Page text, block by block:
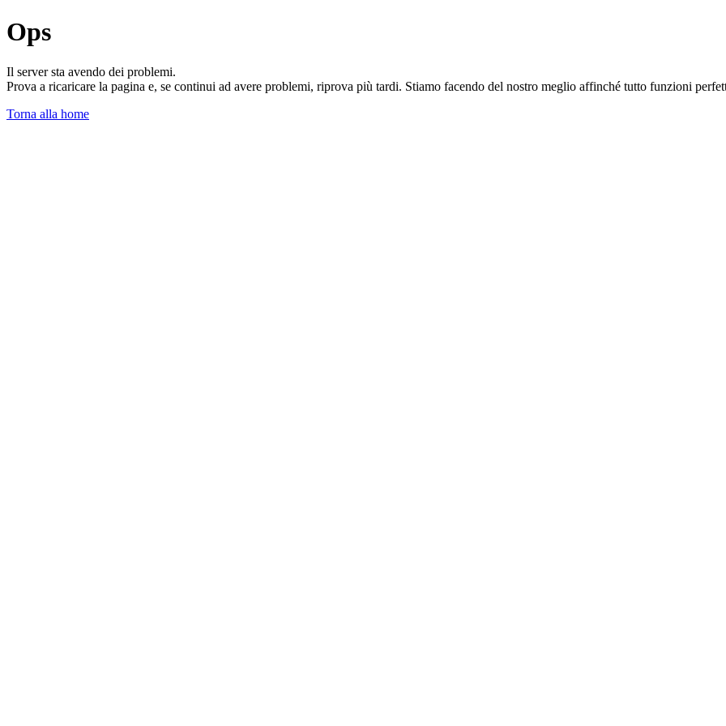
Ops
Il server sta avendo dei problemi.
Prova a ricaricare la pagina e, se continui ad avere problemi, riprova più tardi. Stiamo facendo del nostro meglio affinché tutto funzioni
Torna alla home